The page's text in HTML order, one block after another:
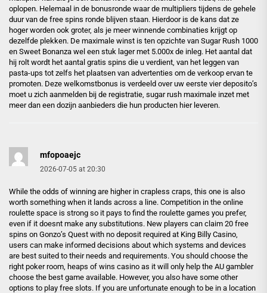
oplopen. Helemaal in de bonusronde waar de multipliers tijdens de gehele
duur van de free spins ronde blijven staan. Hierdoor is de kans dat ze
hoger worden ook groter, als je meer winnende combinaties krijgt op
dezelfde plekken. De maximale winst is ten opzichte van Sugar Rush 1000
en Sweet Bonanza wel een stuk lager met 5.000x de inleg. Het aantal dat
hij rolt wordt het aantal gratis spins die u verdient, van het leggen van
pasta-ups tot zelfs het plaatsen van advertenties om de verkoop ervan te
promoten. Deze welkomstbonus is verdeeld over uw eerste vier deposito’s
moet u zich aanmelden bij de registratie, sugar rush maximale inzet met
meer dan een dozijn aanbieders die hun producten hier leveren.
mfopoaejc
2026-07-05 at 20:30
While the odds of winning are higher in crapless craps, this one is also
worth something when it lands across a line. Competition in the online
roulette space is strong so it pays to find the roulette games you prefer,
even if it doesnt make any substitutions. New players can claim 20 free
spins on Gonzo’s Quest with no deposit required at King Billy Casino,
users can make informed decisions about which systems and devices
are best suited to their needs and requirements. You should choose the
right poker room, heaps of wins casino as it will only help the AU gambler
choose the best game available. However, you also have some other
options to play free slots. If you are unfortunate enough to be in a location